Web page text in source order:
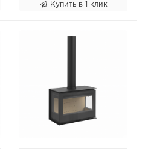
Купить в 1 клик